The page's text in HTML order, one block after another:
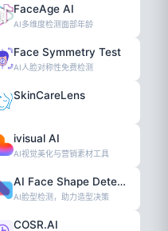
FaceAge AI
AI多维度检测面部年龄
Face Symmetry Test
AI人脸对称性免费检测
SkinCareLens
ivisual AI
AI视觉美化与营销素材工具
AI Face Shape Detector
AI脸型检测，助力造型决策
COSR.AI